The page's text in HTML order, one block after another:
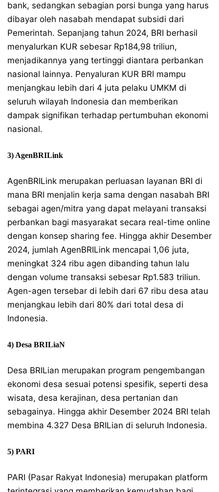
bank, sedangkan sebagian porsi bunga yang harus
dibayar oleh nasabah mendapat subsidi dari
Pemerintah. Sepanjang tahun 2024, BRI berhasil
menyalurkan KUR sebesar Rp184,98 triliun,
menjadikannya yang tertinggi diantara perbankan
nasional lainnya. Penyaluran KUR BRI mampu
menjangkau lebih dari 4 juta pelaku UMKM di
seluruh wilayah Indonesia dan memberikan
dampak signifikan terhadap pertumbuhan ekonomi
nasional.
3) AgenBRILink
AgenBRILink merupakan perluasan layanan BRI di
mana BRI menjalin kerja sama dengan nasabah BRI
sebagai agen/mitra yang dapat melayani transaksi
perbankan bagi masyarakat secara real-time online
dengan konsep sharing fee. Hingga akhir Desember
2024, jumlah AgenBRILink mencapai 1,06 juta,
meningkat 324 ribu agen dibanding tahun lalu
dengan volume transaksi sebesar Rp1.583 triliun.
Agen-agen tersebar di lebih dari 67 ribu desa atau
menjangkau lebih dari 80% dari total desa di
Indonesia.
4) Desa BRILiaN
Desa BRILian merupakan program pengembangan
ekonomi desa sesuai potensi spesifik, seperti desa
wisata, desa kerajinan, desa pertanian dan
sebagainya. Hingga akhir Desember 2024 BRI telah
membina 4.327 Desa BRILian di seluruh Indonesia.
5) PARI
PARI (Pasar Rakyat Indonesia) merupakan platform